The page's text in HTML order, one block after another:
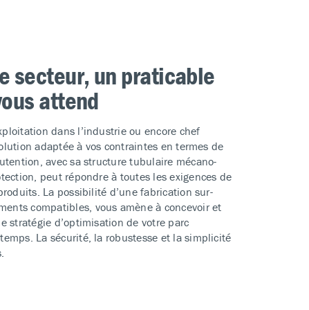
secteur, un praticable
attend
dans l’industrie ou encore chef
adaptée à vos contraintes en termes de
avec sa structure tubulaire mécano-
peut répondre à toutes les exigences de
La possibilité d’une fabrication sur-
compatibles, vous amène à concevoir et
stratégie d’optimisation de votre parc
La sécurité, la robustesse et la simplicité